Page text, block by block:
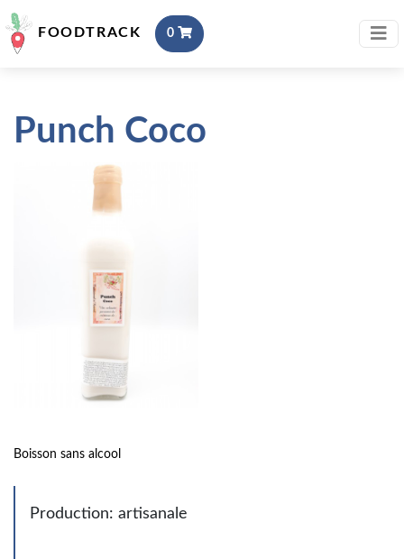
FOODTRACK 0
Punch Coco
Boisson sans alcool
Production: artisanale